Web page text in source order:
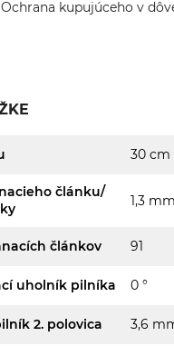
Ochrana kupujúceho v
30 cm
článku/
1,3 mm
článkov 91
uholník pilníka 0 °
2. polovica 3,6